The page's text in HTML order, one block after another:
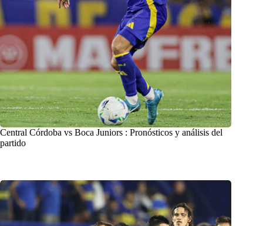
Central Córdoba vs Boca Juniors : Pronósticos y análisis del
partido